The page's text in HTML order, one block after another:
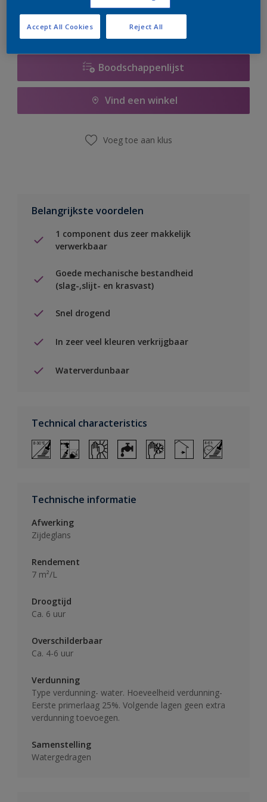
Boodschappenlijst
Vind een winkel
Voeg toe aan klus
Belangrijkste voordelen
1 component dus zeer makkelijk
verwerkbaar
Goede mechanische bestandheid
(slag-,slijt- en krasvast)
Snel drogend
In zeer veel kleuren verkrijgbaar
Waterverdunbaar
Technical characteristics
Technische informatie
Afwerking
Zijdeglans
Rendement
7 m²/L
Droogtijd
Ca. 6 uur
Overschilderbaar
Ca. 4-6 uur
Verdunning
Type verdunning- water. Hoeveelheid verdunning-
Eerste primerlaag 25%. Volgende lagen geen extra
verdunning toevoegen.
Samenstelling
Watergedragen
Reject All
Accept All Cookies